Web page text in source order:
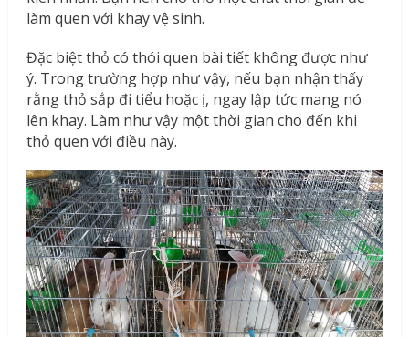
làm quen với khay vệ sinh.
Đặc biệt thỏ có thói quen bài tiết không được như
ý. Trong trường hợp như vậy, nếu bạn nhận thấy
rằng thỏ sắp đi tiểu hoặc ị, ngay lập tức mang nó
lên khay. Làm như vậy một thời gian cho đến khi
thỏ quen với điều này.